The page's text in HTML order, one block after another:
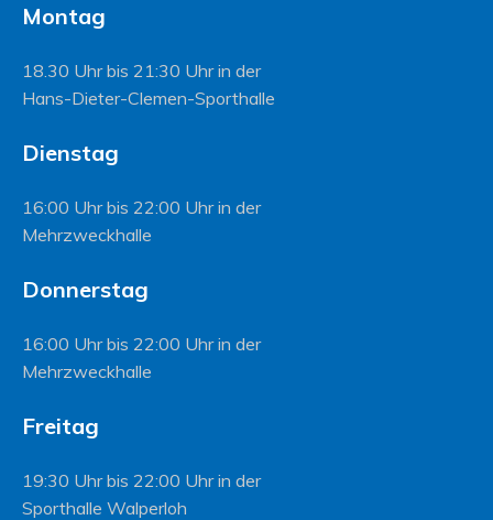
Montag
18.30 Uhr bis 21:30 Uhr in der
Hans-Dieter-Clemen-Sporthalle
Dienstag
16:00 Uhr bis 22:00 Uhr in der
Mehrzweckhalle
Donnerstag
16:00 Uhr bis 22:00 Uhr in der
Mehrzweckhalle
Freitag
19:30 Uhr bis 22:00 Uhr in der
Sporthalle Walperloh